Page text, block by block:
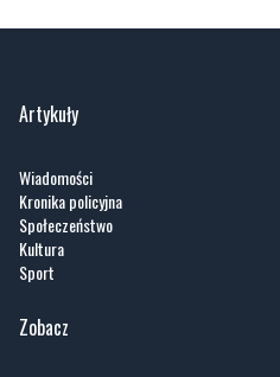
Artykuły
Wiadomości
Kronika policyjna
Społeczeństwo
Kultura
Sport
Zobacz